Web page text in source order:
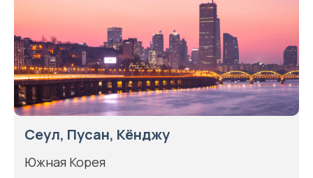
Сеул, Пусан, Кёнджу
Южная Корея